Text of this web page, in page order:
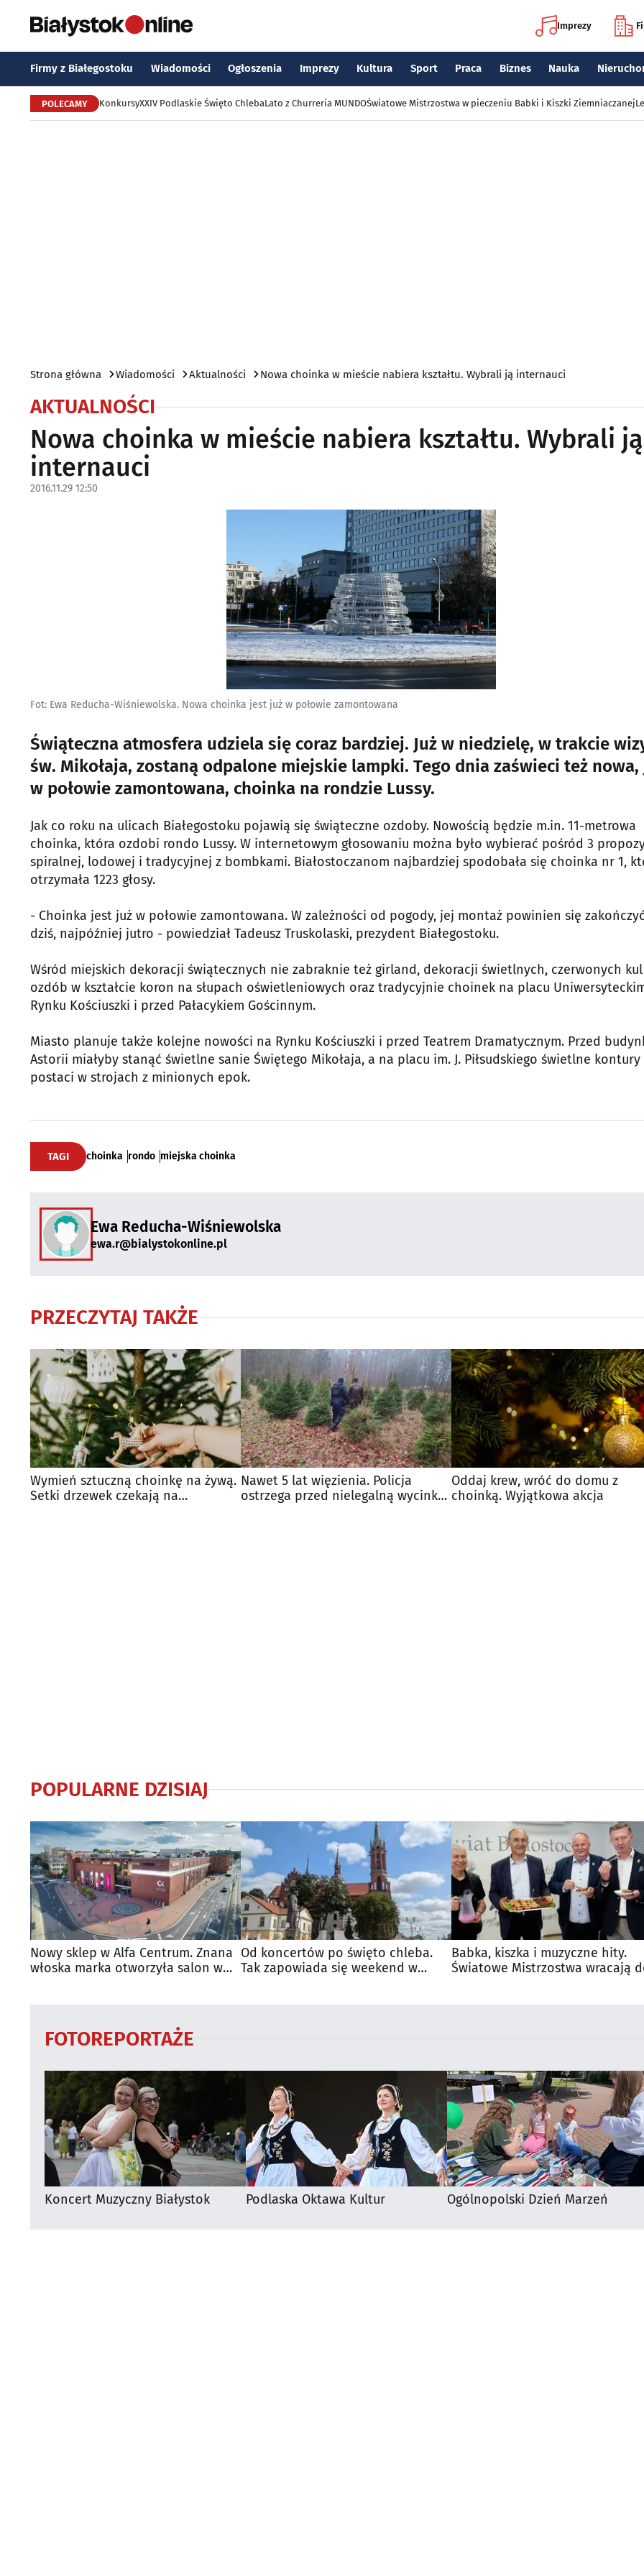
Imprezy
Firmy z Białegostoku Wiadomości Ogłoszenia Imprezy Kultura Sport Praca Biznes Nauka
POLECAMY KonkursyXXIV Podlaskie Święto ChlebaLato z Churreria MUNDOŚwiatowe Mistrzostwa w pieczeniu Babki i Kiszki Ziemniaczanej
Strona główna Wiadomości Aktualności Nowa choinka w mieście nabiera kształtu. Wybrali ją internauci
AKTUALNOŚCI
Nowa choinka w mieście nabiera kształtu. Wybrali ją
internauci
2016.11.29 12:50
Fot: Ewa Reducha-Wiśniewolska. Nowa choinka jest już w połowie zamontowana
Świąteczna atmosfera udziela się coraz bardziej. Już w niedzielę, w trakcie
św. Mikołaja, zostaną odpalone miejskie lampki. Tego dnia zaświeci też nowa,
w połowie zamontowana, choinka na rondzie Lussy.
Jak co roku na ulicach Białegostoku pojawią się świąteczne ozdoby. Nowością będzie m.in. 11-metrowa
choinka, która ozdobi rondo Lussy. W internetowym głosowaniu można było wybierać pośród 3
spiralnej, lodowej i tradycyjnej z bombkami. Białostoczanom najbardziej spodobała się choinka nr 1,
otrzymała 1223 głosy.
- Choinka jest już w połowie zamontowana. W zależności od pogody, jej montaż powinien się zakończyć
dziś, najpóźniej jutro - powiedział Tadeusz Truskolaski, prezydent Białegostoku.
Wśród miejskich dekoracji świątecznych nie zabraknie też girland, dekoracji świetlnych, czerwonych
ozdób w kształcie koron na słupach oświetleniowych oraz tradycyjnie choinek na placu
Rynku Kościuszki i przed Pałacykiem Gościnnym.
Miasto planuje także kolejne nowości na Rynku Kościuszki i przed Teatrem Dramatycznym. Przed
Astorii miałyby stanąć świetlne sanie Świętego Mikołaja, a na placu im. J. Piłsudskiego świetlne kontury
postaci w strojach z minionych epok.
TAGI choinka rondo miejska choinka
Ewa Reducha-Wiśniewolska
ewa.r@bialystokonline.pl
PRZECZYTAJ TAKŻE
Wymień sztuczną choinkę na żywą.
Setki drzewek czekają na
Nawet 5 lat więzienia. Policja
ostrzega przed nielegalną wycinką
Oddaj krew, wróć do domu z
choinką. Wyjątkowa akcja
POPULARNE DZISIAJ
Nowy sklep w Alfa Centrum. Znana
włoska marka otworzyła salon w
Od koncertów po święto chleba.
Tak zapowiada się weekend w
Babka, kiszka i muzyczne hity.
Światowe Mistrzostwa wracają
FOTOREPORTAŻE
Koncert Muzyczny Białystok Podlaska Oktawa Kultur Ogólnopolski Dzień Marzeń